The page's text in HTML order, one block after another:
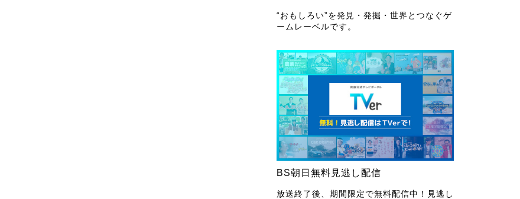
“おもしろい”を発見・発掘・世界とつなぐゲ
ームレーベルです。
BS朝日無料見逃し配信
放送終了後、期間限定で無料配信中！見逃し